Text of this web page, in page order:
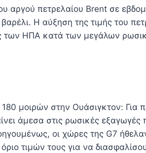
αργού πετρελαίου Brent σε
Η αύξηση της τιμής του
των ΗΠΑ κατά των μεγάλων
μοιρών στην Ουάσιγκτον: Για
άμεσα στις ρωσικές εξαγωγές
οι χώρες της G7
τιμών τους για να